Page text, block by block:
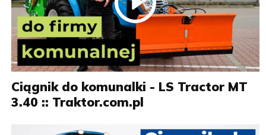
Ciągnik do komunalki - LS Tractor MT
3.40 :: Traktor.com.pl